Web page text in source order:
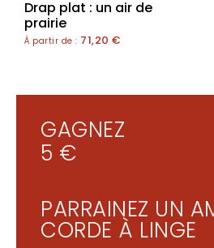
Drap plat : un air de
prairie
À partir de : 71,20 €
GAGNEZ
5 €
PARRAINEZ UN
CORDE À LINGE